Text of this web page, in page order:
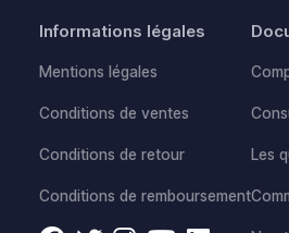
Informations légales
Mentions légales
Conditions de ventes
Conditions de retour
Conditions de remboursement
Les